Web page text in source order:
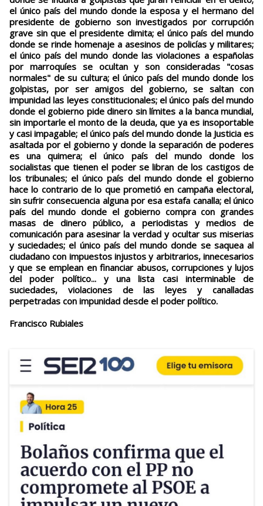
el único país del mundo donde la esposa y el hermano del
presidente de gobierno son investigados por corrupción
grave sin que el presidente dimita; el único país del mundo
donde se rinde homenaje a asesinos de policías y militares;
el único país del mundo donde las violaciones a españolas
por marroquíes se ocultan y son consideradas "cosas
normales" de su cultura; el único país del mundo donde los
golpistas, por ser amigos del gobierno, se saltan con
impunidad las leyes constitucionales; el único país del mundo
donde el gobierno pide dinero sin límites a la banca mundial,
sin importarle el monto de la deuda, que ya es insoportable
y casi impagable; el único país del mundo donde la Justicia es
asaltada por el gobierno y donde la separación de poderes
es una quimera; el único país del mundo donde los
socialistas que tienen el poder se libran de los castigos de
los tribunales; el único país del mundo donde el gobierno
hace lo contrario de lo que prometió en campaña electoral,
sin sufrir consecuencia alguna por esa estafa canalla; el único
país del mundo donde el gobierno compra con grandes
masas de dinero público, a periodistas y medios de
comunicación para asesinar la verdad y ocultar sus miserias
y suciedades; el único país del mundo donde se saquea al
ciudadano con impuestos injustos y arbitrarios, innecesarios
y que se emplean en financiar abusos, corrupciones y lujos
del poder político... y una lista casi interminable de
suciedades, violaciones de las leyes y canalladas
perpetradas con impunidad desde el poder político.
Francisco Rubiales